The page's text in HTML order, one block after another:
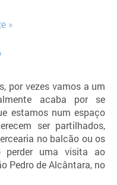
»
por vezes vamos a um
acaba por se
estamos num espaço
ser partilhados,
no balcão ou os
perder uma visita ao
Pedro de Alcântara, no